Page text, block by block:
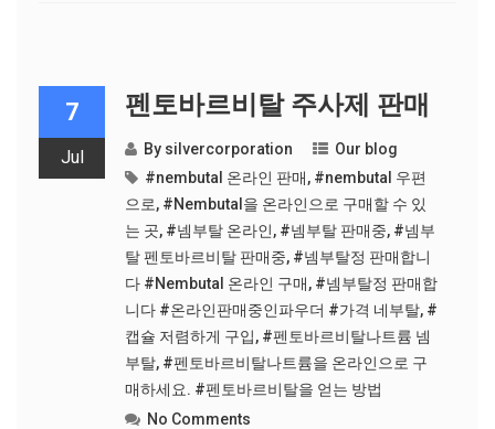
7
Jul
펜토바르비탈 주사제 판매
By silvercorporation
Our blog
#nembutal 온라인 판매, #nembutal 우편
으로, #Nembutal을 온라인으로 구매할 수 있
는 곳, #넴부탈 온라인, #넴부탈 판매중, #넴부
탈 펜토바르비탈 판매중, #넴부탈정 판매합니
다 #Nembutal 온라인 구매, #넴부탈정 판매합
니다 #온라인판매중인파우더 #가격 네부탈, #
캡슐 저렴하게 구입, #펜토바르비탈나트륨 넴
부탈, #펜토바르비탈나트륨을 온라인으로 구
매하세요. #펜토바르비탈을 얻는 방법
No Comments